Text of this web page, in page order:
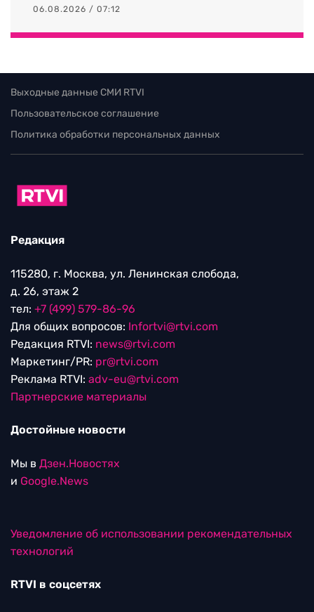
06.08.2026 / 07:12
Выходные данные СМИ RTVI
Пользовательское соглашение
Политика обработки персональных данных
Редакция
115280, г. Москва, ул. Ленинская слобода,
д. 26, этаж 2
тел: +7 (499) 579-86-96
Для общих вопросов: Infortvi@rtvi.com
Редакция RTVI: news@rtvi.com
Маркетинг/PR: pr@rtvi.com
Реклама RTVI: adv-eu@rtvi.com
Партнерские материалы
Достойные новости
Мы в Дзен.Новостях
и Google.News
Уведомление об использовании рекомендательных
технологий
RTVI в соцсетях